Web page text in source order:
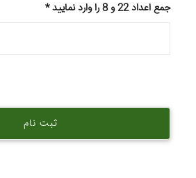
* جمع اعداد 22 و 8 را وارد نمایید